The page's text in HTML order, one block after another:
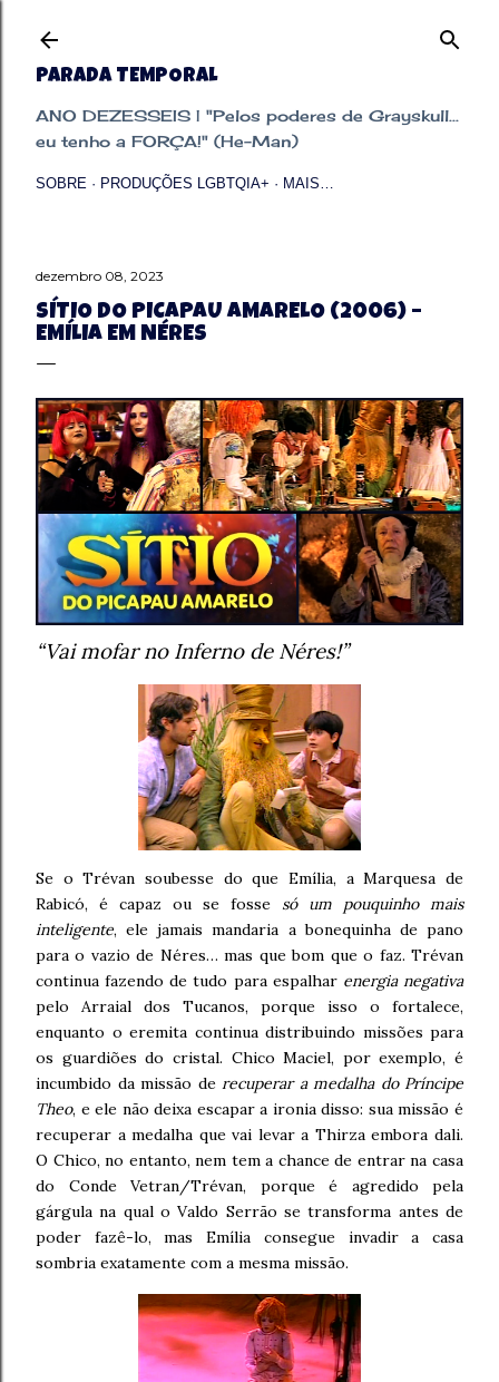
PARADA TEMPORAL
ANO DEZESSEIS | "Pelos poderes de Grayskull...
eu tenho a FORÇA!" (He-Man)
SOBRE PRODUÇÕES LGBTQIA+ MAIS…
dezembro 08, 2023
SÍTIO DO PICAPAU AMARELO (2006) –
EMÍLIA EM NÉRES
“Vai mofar no Inferno de Néres!”
Se o Trévan soubesse do que Emília, a Marquesa de
Rabicó, é capaz ou se fosse só um pouquinho mais
inteligente, ele jamais mandaria a bonequinha de pano
para o vazio de Néres… mas que bom que o faz. Trévan
continua fazendo de tudo para espalhar energia negativa
pelo Arraial dos Tucanos, porque isso o fortalece,
enquanto o eremita continua distribuindo missões para
os guardiões do cristal. Chico Maciel, por exemplo, é
incumbido da missão de recuperar a medalha do Príncipe
Theo, e ele não deixa escapar a ironia disso: sua missão é
recuperar a medalha que vai levar a Thirza embora dali.
O Chico, no entanto, nem tem a chance de entrar na casa
do Conde Vetran/Trévan, porque é agredido pela
gárgula na qual o Valdo Serrão se transforma antes de
poder fazê-lo, mas Emília consegue invadir a casa
sombria exatamente com a mesma missão.